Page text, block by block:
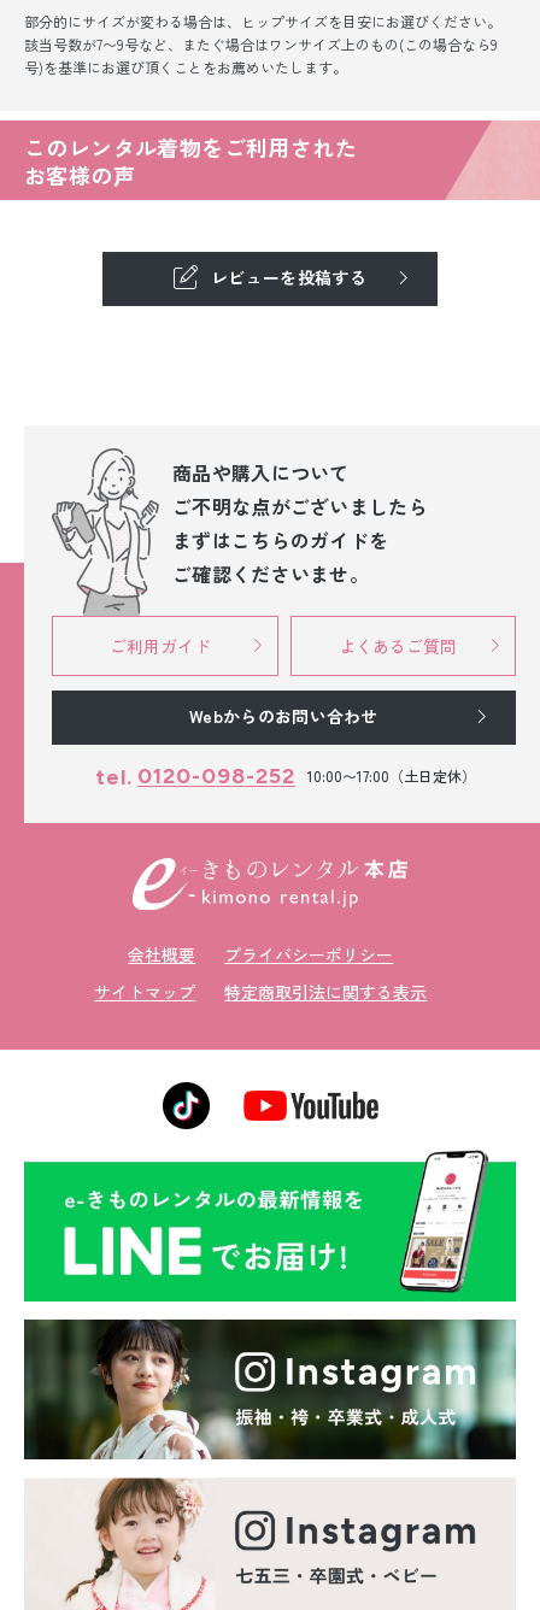
部分的にサイズが変わる場合は、ヒップサイズを目安にお選びください。
該当号数が7〜9号など、またぐ場合はワンサイズ上のもの(この場合なら9
号)を基準にお選び頂くことをお薦めいたします。
このレンタル着物をご利用された
お客様の声
レビューを投稿する
商品や購入について
ご不明な点がございましたら
まずはこちらのガイドを
ご確認くださいませ。
ご利用ガイド よくあるご質問
Webからのお問い合わせ
tel. 0120-098-252 10:00〜17:00（土日定休）
会社概要
プライバシーポリシー
サイトマップ
特定商取引法に関する表示